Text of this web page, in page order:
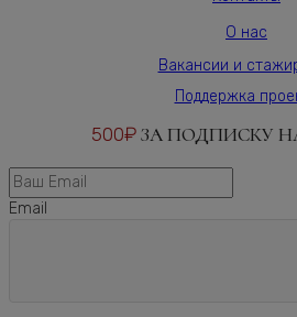
О нас
Вакансии и
Поддержка
500₽ ЗА ПОДПИСКУ
Email